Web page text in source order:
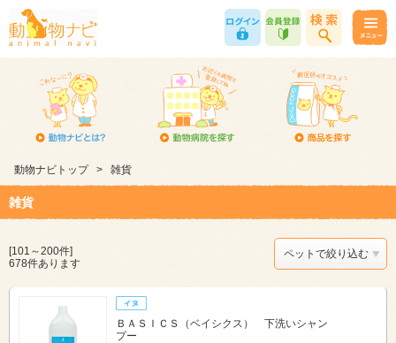
動物ナビトップ > 雑貨
雑貨
[101～200件]
678件あります
ペットで絞り込む
ＢＡＳＩＣＳ（ベイシクス） 下洗いシャン
プー